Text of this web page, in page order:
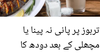
تربوز پر پانی نہ پینا یا
مچھلی کے بعد دودھ کا